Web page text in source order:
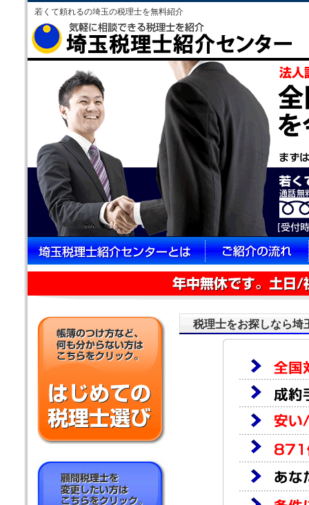
若くて頼れるの埼玉の税理士を無料紹介
税理士をお探しなら埼